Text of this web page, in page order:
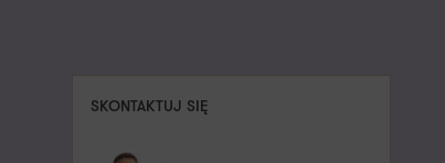
SKONTAKTUJ SIĘ